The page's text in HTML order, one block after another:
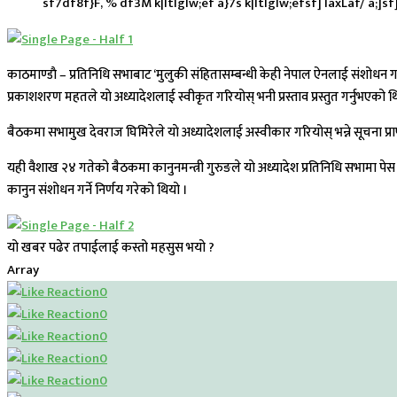
काठमाण्डाै – प्रतिनिधि सभाबाट ‘मुलुकी संहितासम्बन्धी केही नेपाल ऐनलाई
प्रकाशशरण महतले याे अध्यादेशलाई स्वीकृत गरियोस् भनी प्रस्ताव प्रस्तुत गर्नुभएको
बैठकमा सभामुख देवराज घिमिरेले याे अध्यादेशलाई अस्वीकार गरियोस् भन्ने सूचना
यही वैशाख २४ गतेको बैठकमा कानुनमन्त्री गुरुङले याे अध्यादेश प्रतिनिधि सभामा पेस
कानुन संशोधन गर्ने निर्णय गरेको थियो ।
यो खबर पढेर तपाईलाई कस्तो महसुस भयो ?
Array
0
0
0
0
0